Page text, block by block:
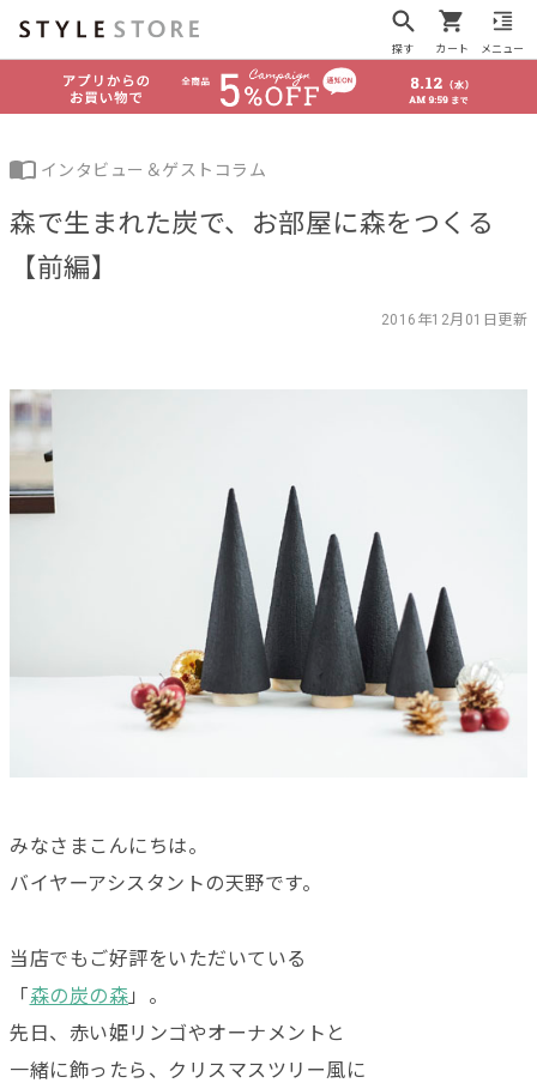
探す カート メニュー
インタビュー＆ゲストコラム
森で生まれた炭で、お部屋に森をつくる
【前編】
2016年12月01日更新
みなさまこんにちは。
バイヤーアシスタントの天野です。
当店でもご好評をいただいている
「森の炭の森 」。
先日、赤い姫リンゴやオーナメントと
一緒に飾ったら、クリスマスツリー風に